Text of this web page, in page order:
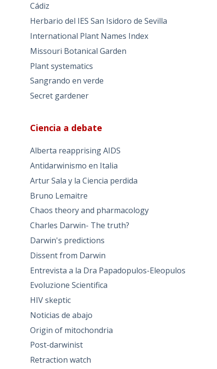
Cádiz
Herbario del IES San Isidoro de Sevilla
International Plant Names Index
Missouri Botanical Garden
Plant systematics
Sangrando en verde
Secret gardener
Ciencia a debate
Alberta reapprising AIDS
Antidarwinismo en Italia
Artur Sala y la Ciencia perdida
Bruno Lemaitre
Chaos theory and pharmacology
Charles Darwin- The truth?
Darwin's predictions
Dissent from Darwin
Entrevista a la Dra Papadopulos-Eleopulos
Evoluzione Scientifica
HIV skeptic
Noticias de abajo
Origin of mitochondria
Post-darwinist
Retraction watch